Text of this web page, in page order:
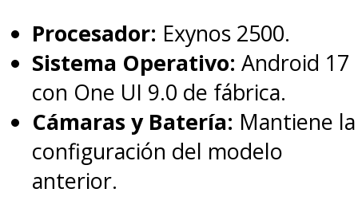
Procesador: Exynos 2500.
Sistema Operativo: Android 17
con One UI 9.0 de fábrica.
Cámaras y Batería: Mantiene la
configuración del modelo
anterior.